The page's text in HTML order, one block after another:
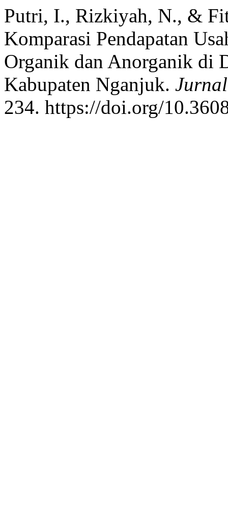
Putri, I., Rizkiyah, N., &
Komparasi Pendapatan
Organik dan Anorganik di
Kabupaten Nganjuk.
234. https://doi.org/